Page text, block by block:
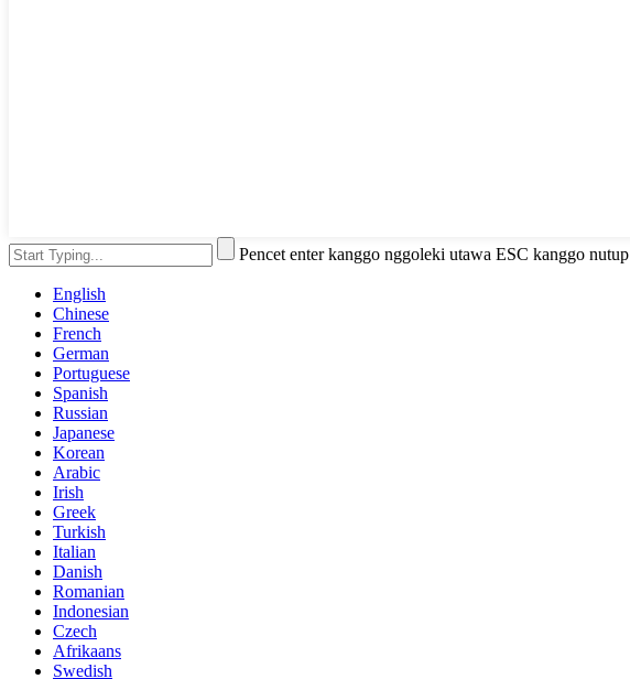
Pencet enter kanggo nggoleki utawa ESC kanggo nutup
English
Chinese
French
German
Portuguese
Spanish
Russian
Japanese
Korean
Arabic
Irish
Greek
Turkish
Italian
Danish
Romanian
Indonesian
Czech
Afrikaans
Swedish